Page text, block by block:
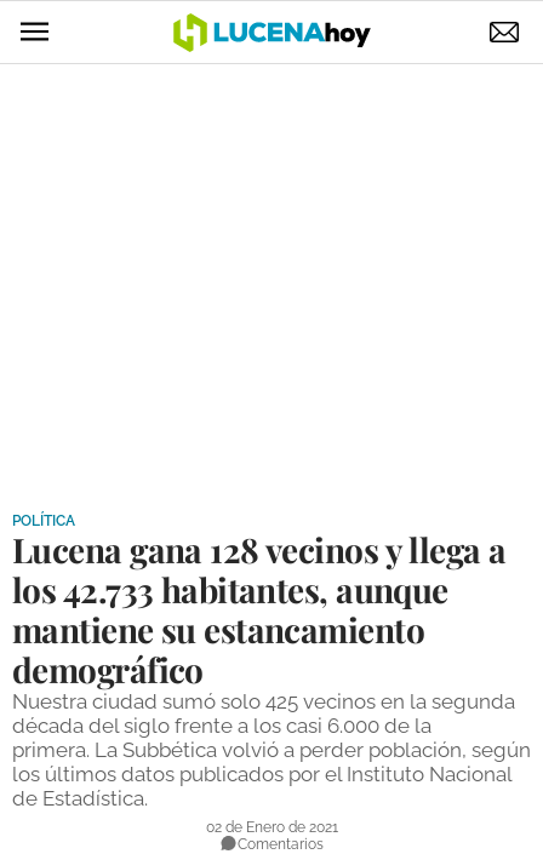
DEPORTES
COMPETICIONES
DEPORTE BASE
OPINIÓN
VENTANA CIUDADANA
CÓRDOBA
POLÍTICA
Lucena gana 128 vecinos y llega a
los 42.733 habitantes, aunque
mantiene su estancamiento
demográfico
Nuestra ciudad sumó solo 425 vecinos en la segunda
década del siglo frente a los casi 6.000 de la
primera. La Subbética volvió a perder población, según
los últimos datos publicados por el Instituto Nacional
de Estadística.
02 de Enero de 2021
Comentarios